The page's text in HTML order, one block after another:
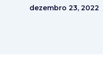
dezembro 23, 2022